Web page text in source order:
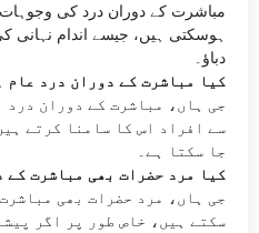
مباشرت کے دوران درد کی
ہوسکتی ہیں، جیسے اندام نہانی
دباؤ۔
کیا مباشرت کے دوران درد عام
جی ہاں، مباشرت کے دوران
سے افراد اس کا سامنا کرتے
جا سکتا ہے۔
کیا مرد حضرات بھی مباشرت کے
جی ہاں، مرد حضرات بھی
سکتے ہیں، خاص طور پر اگر